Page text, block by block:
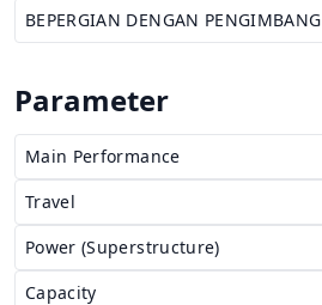
BEPERGIAN DENGAN PENGIMBANG
Parameter
Main Performance
Travel
Power (Superstructure)
Capacity